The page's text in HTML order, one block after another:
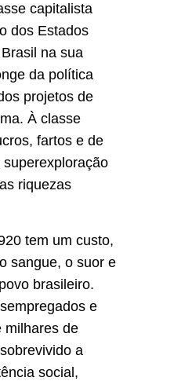
capitalista
dos Estados
na sua
da política
projetos de
À classe
fartos e de
riquezas
tem um custo,
sangue, o suor e
brasileiro.
e
milhares de
a
social,